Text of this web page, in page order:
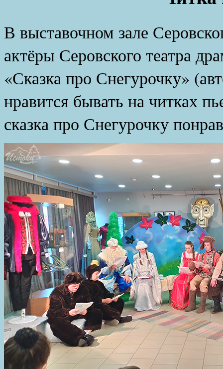
В выставочном зале
актёры Серовского театра
«Сказка про Снегурочку»
нравится бывать на читках
сказка про Снегурочку